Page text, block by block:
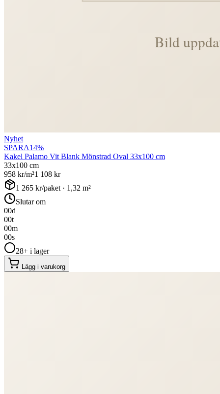
Nyhet
SPARA14%
Kakel Palamo Vit Blank Mönstrad Oval 33x100 cm
33x100 cm
958 kr/m²1 108 kr
1 265 kr/paket · 1,32 m²
Slutar om
00d
00t
00m
00s
28+ i lager
Lägg i varukorg